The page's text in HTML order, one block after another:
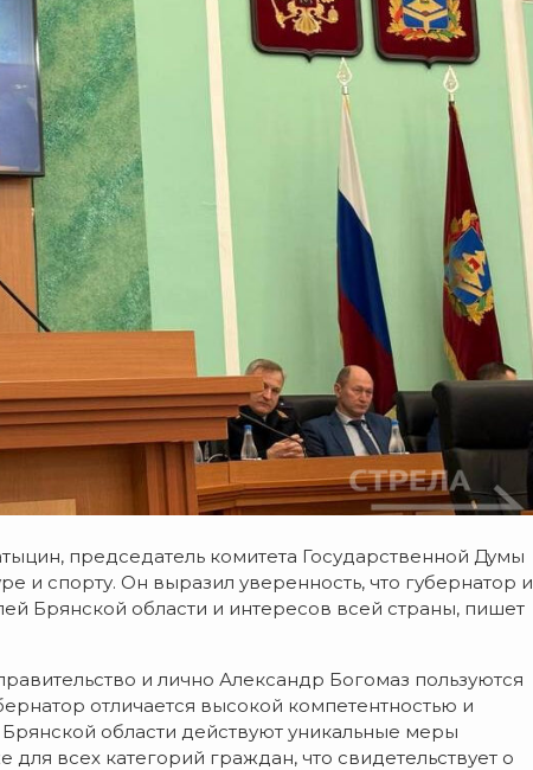
председатель комитета Государственной Думы
и спорту. Он выразил уверенность, что губернатор и
Брянской области и интересов всей страны, пишет
и лично Александр Богомаз пользуются
отличается высокой компетентностью и
области действуют уникальные меры
всех категорий граждан, что свидетельствует о